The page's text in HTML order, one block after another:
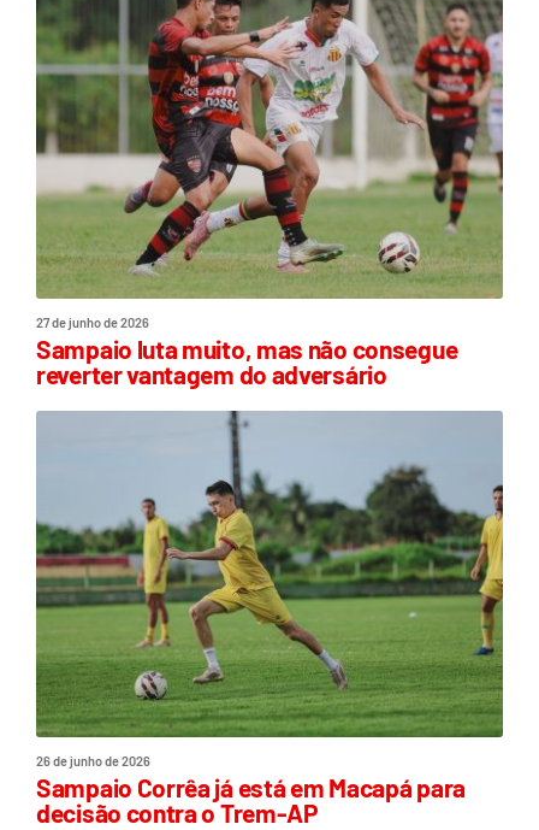
27 de junho de 2026
Sampaio luta muito, mas não consegue
reverter vantagem do adversário
26 de junho de 2026
Sampaio Corrêa já está em Macapá para
decisão contra o Trem-AP